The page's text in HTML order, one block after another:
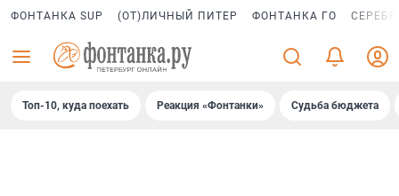
ФОНТАНКА SUP (ОТ)ЛИЧНЫЙ ПИТЕР ФОНТАНКА ГО
Топ-10, куда поехать Реакция «Фонтанки» Судьба бюджета